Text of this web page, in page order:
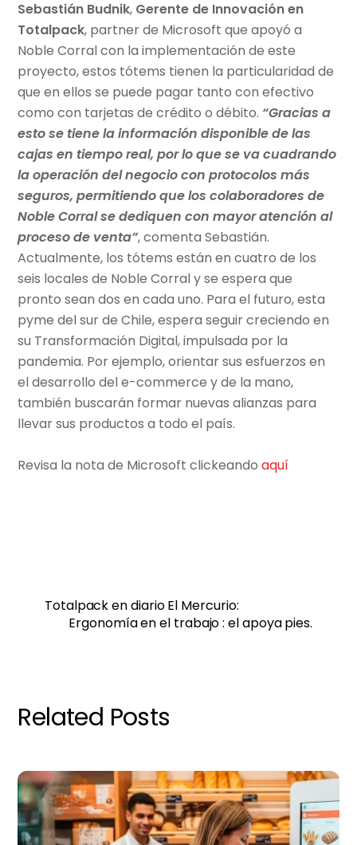
Sebastián Budnik, Gerente de Innovación en
Totalpack, partner de Microsoft que apoyó a
Noble Corral con la implementación de este
proyecto, estos tótems tienen la particularidad de
que en ellos se puede pagar tanto con efectivo
como con tarjetas de crédito o débito. “Gracias a
esto se tiene la información disponible de las
cajas en tiempo real, por lo que se va cuadrando
la operación del negocio con protocolos más
seguros, permitiendo que los colaboradores de
Noble Corral se dediquen con mayor atención al
proceso de venta”, comenta Sebastián.
Actualmente, los tótems están en cuatro de los
seis locales de Noble Corral y se espera que
pronto sean dos en cada uno. Para el futuro, esta
pyme del sur de Chile, espera seguir creciendo en
su Transformación Digital, impulsada por la
pandemia. Por ejemplo, orientar sus esfuerzos en
el desarrollo del e-commerce y de la mano,
también buscarán formar nuevas alianzas para
llevar sus productos a todo el país.
Revisa la nota de Microsoft clickeandoaquí
Totalpack en diario El Mercurio:
Ergonomía en el trabajo : el apoya pies.
Related Posts